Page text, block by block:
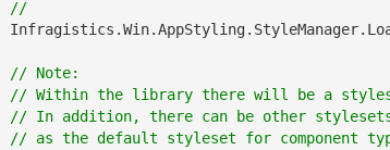
// Note: